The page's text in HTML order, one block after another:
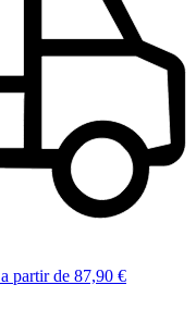
a partir de 87,90 €